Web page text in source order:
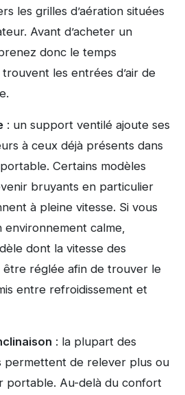
les grilles d’aération situées
Avant d’acheter un
donc le temps
les entrées d’air de
: un support ventilé ajoute ses
à ceux déjà présents dans
Certains modèles
bruyants en particulier
à pleine vitesse. Si vous
environnement calme,
dont la vitesse des
réglée afin de trouver le
entre refroidissement et
: la plupart des
permettent de relever plus ou
portable. Au-delà du confort